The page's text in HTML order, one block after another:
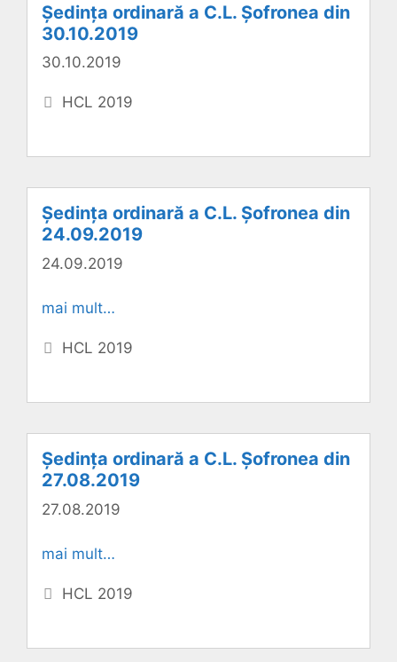
Ședința ordinară a C.L. Șofronea din
30.10.2019
30.10.2019
Categorii
HCL 2019
Ședința ordinară a C.L. Șofronea din
24.09.2019
24.09.2019
mai mult…
Categorii
HCL 2019
Ședința ordinară a C.L. Șofronea din
27.08.2019
27.08.2019
mai mult…
Categorii
HCL 2019